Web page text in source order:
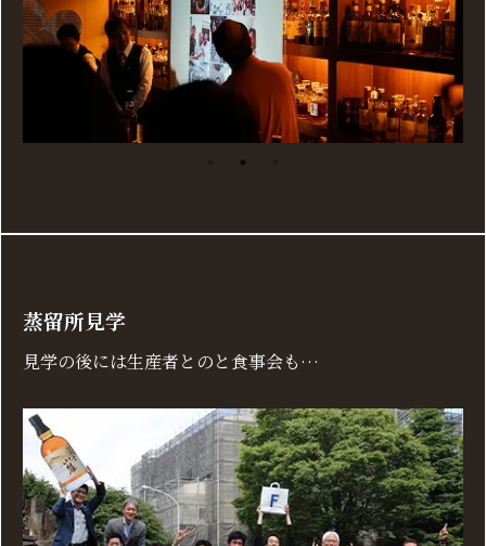
蒸留所見学
見学の後には生産者とのと食事会も…